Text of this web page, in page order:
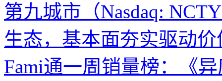
第九城市（Nasdaq:
生态，基本面夯实驱动价
Fami通一周销量榜：《